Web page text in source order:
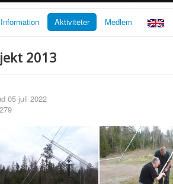
Information Aktiviteter Medlem
2013
05 juli 2022